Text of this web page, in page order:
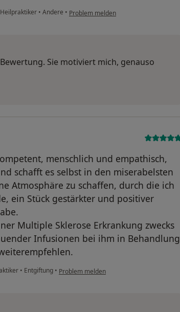
• Andere • Problem melden
Sie motiviert mich, genauso
menschlich und empathisch,
schafft es selbst in den miserabelsten
Atmosphäre zu schaffen, durch die ich
ein Stück gestärkter und positiver
Multiple Sklerose Erkrankung zwecks
Infusionen bei ihm in Behandlung
• Entgiftung • Problem melden